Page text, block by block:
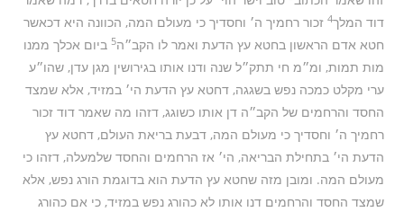
דוד המלך4 זכור רחמיך ה׳ וחסדיך כי מעולם המה, הכוונה היא דכאשר
חטא אדם הראשון בחטא עץ הדעת ואמר לו הקב״ה5 ביום אכלך ממנו
מות תמות, ומ״מ חי תתק״ל שנה ודנו אותו בגירושין מגן עדן, שהו״ע
ערי מקלט כמכה נפש בשגגה, דחטא עץ הדעת הי׳ במזיד, אלא שמצד
החסד והרחמים של הקב״ה דן אותו כשוגג, דזהו מה שאמר דוד זכור
רחמיך ה׳ וחסדיך כי מעולם המה, דבעת בריאת העולם, דחטא עץ
הדעת הי׳ בתחילת הבריאה, הי׳ אז הרחמים והחסד שלמעלה, דזהו כי
מעולם המה. ומובן מזה שחטא עץ הדעת הוא בדוגמת הורג נפש, אלא
שמצד החסד והרחמים דנו אותו לא כהורג נפש במזיד, כי אם כהורג